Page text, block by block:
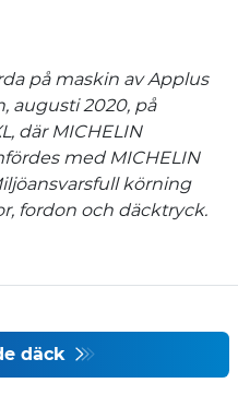
på maskin av Applus
augusti 2020, på
där MICHELIN
med MICHELIN
körning
fordon och däcktryck.
däck